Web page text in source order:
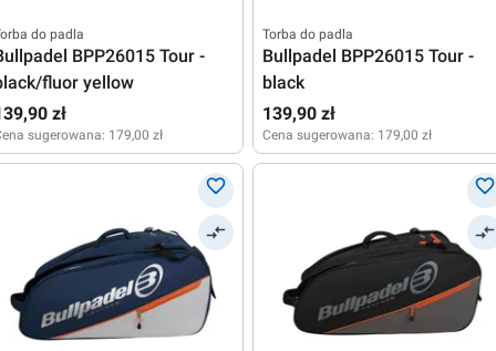
do padla
BPP26015 Tour -
fluor yellow
zł
sugerowana: 179,00 zł
Torba do padla
Bullpadel BPP26015 Tour -
black
139,90 zł
Cena sugerowana: 179,00 zł